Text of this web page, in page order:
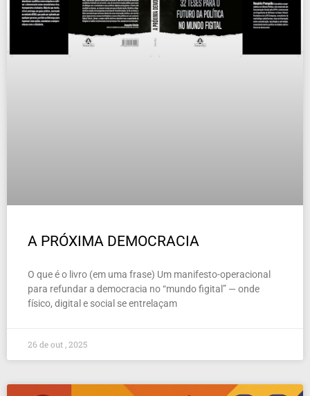
A PRÓXIMA DEMOCRACIA
O que é o livro (em uma frase) Um manifesto-operacional
para refundar a democracia no “mundo figital” — onde
físico, digital e social se entrelaçam
26 de out , 2025